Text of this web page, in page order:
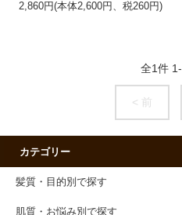
2,860円(本体2,600円、税260円)
全1件 1-
< 前
カテゴリー
髪質・目的別で探す
肌質・お悩み別で探す